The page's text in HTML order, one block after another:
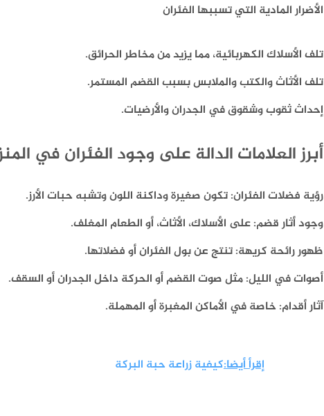
الأضرار المادية التي تسببها الفئران
تلف الأسلاك الكهربائية، مما يزيد من مخاطر الحرائق.
تلف الأثاث والكتب والملابس بسبب القضم المستمر.
إحداث ثقوب وشقوق في الجدران والأرضيات.
أبرز العلامات الدالة على وجود الفئران في
رؤية فضلات الفئران:تكون صغيرة وداكنة اللون وتشبه حبات الأرز.
وجود أثار قضم:على الأسلاك، الأثاث، أو الطعام المغلف.
ظهور رائحة كريهة:تنتج عن بول الفئران أو فضلاتها.
أصوات في الليل:مثل صوت القضم أو الحركة داخل الجدران أو السقف.
آثار أقدام: خاصة في الأماكن المغبرة أو المهملة.
إقرأ أيضا:كيفية زراعة حبة البركة